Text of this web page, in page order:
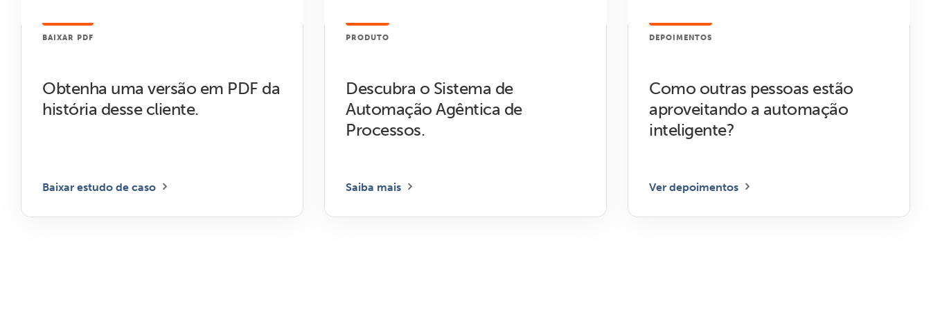
BAIXAR PDF
Obtenha uma versão em PDF da
história desse cliente.
Baixar estudo de caso
PRODUTO
Descubra o Sistema de
Automação Agêntica de
Processos.
Saiba mais
DEPOIMENTOS
Como outras pessoas estão
aproveitando a automação
inteligente?
Ver depoimentos